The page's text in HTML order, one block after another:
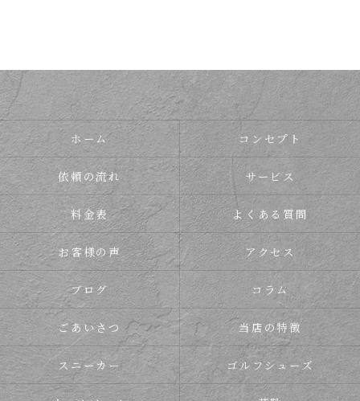
ホーム コンセプト
依頼の流れ サービス
料金表 よくある質問
お客様の声 アクセス
ブログ コラム
ごあいさつ 当店の特徴
スニーカー ゴルフシューズ